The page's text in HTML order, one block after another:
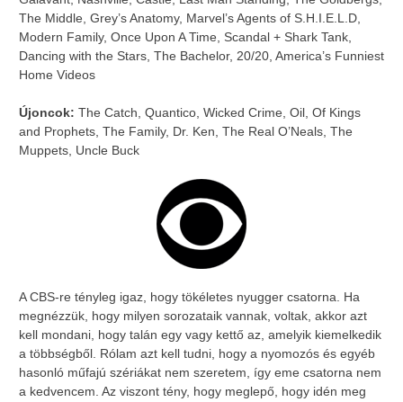
The Middle, Grey’s Anatomy, Marvel’s Agents of S.H.I.E.L.D,
Modern Family, Once Upon A Time, Scandal + Shark Tank,
Dancing with the Stars, The Bachelor, 20/20, America’s Funniest
Home Videos
Újoncok: The Catch, Quantico, Wicked Crime, Oil, Of Kings
and Prophets, The Family, Dr. Ken, The Real O’Neals, The
Muppets, Uncle Buck
A CBS-re tényleg igaz, hogy tökéletes nyugger csatorna. Ha
megnézzük, hogy milyen sorozataik vannak, voltak, akkor azt
kell mondani, hogy talán egy vagy kettő az, amelyik kiemelkedik
a többségből. Rólam azt kell tudni, hogy a nyomozós és egyéb
hasonló műfajú szériákat nem szeretem, így eme csatorna nem
a kedvencem. Az viszont tény, hogy meglepő, hogy idén meg